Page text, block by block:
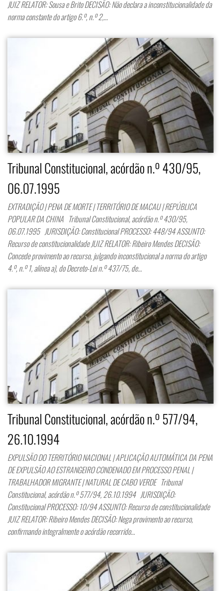
JUIZ RELATOR: Sousa e Brito DECISÃO: Não declara a inconstitucionalidade da
norma constante do artigo 6.º, n.º 2,…
Tribunal Constitucional, acórdão n.º 430/95,
06.07.1995
EXTRADIÇÃO | PENA DE MORTE | TERRITÓRIO DE MACAU | REPÚBLICA
POPULAR DA CHINA Tribunal Constitucional, acórdão n.º 430/95,
06.07.1995 JURISDIÇÃO: Constitucional PROCESSO: 448/94 ASSUNTO:
Recurso de constitucionalidade JUIZ RELATOR: Ribeiro Mendes DECISÃO:
Concede provimento ao recurso, julgando inconstitucional a norma do artigo
4.º, n.º 1, alínea a), do Decreto-Lei n.º 437/75, de…
Tribunal Constitucional, acórdão n.º 577/94,
26.10.1994
EXPULSÃO DO TERRITÓRIO NACIONAL | APLICAÇÃO AUTOMÁTICA DA PENA
DE EXPULSÃO AO ESTRANGEIRO CONDENADO EM PROCESSO PENAL |
TRABALHADOR MIGRANTE | NATURAL DE CABO VERDE Tribunal
Constitucional, acórdão n.º 577/94, 26.10.1994 JURISDIÇÃO:
Constitucional PROCESSO: 10/94 ASSUNTO: Recurso de constitucionalidade
JUIZ RELATOR: Ribeiro Mendes DECISÃO: Nega provimento ao recurso,
confirmando integralmente o acórdão recorrido…